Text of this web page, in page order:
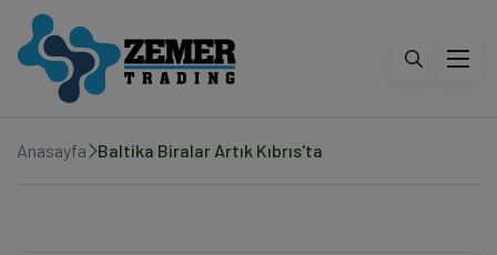
Anasayfa Baltika Biralar Artık Kıbrıs'ta